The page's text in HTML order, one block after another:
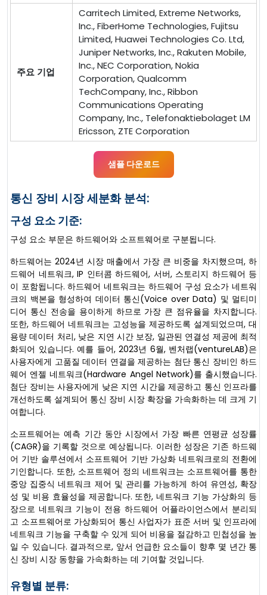
주요 기업
Carritech Limited, Extreme Networks,
Inc., FiberHome Technologies, Fujitsu
Limited, Huawei Technologies Co. Ltd,
Juniper Networks, Inc., Rakuten Mobile,
Inc., NEC Corporation, Nokia
Corporation, Qualcomm
TechCompany, Inc., Ribbon
Communications Operating
Company, Inc., Telefonaktiebolaget LM
Ericsson, ZTE Corporation
샘플 다운로드
통신 장비 시장 세분화 분석:
구성 요소 기준:
구성 요소 부문은 하드웨어와 소프트웨어로 구분됩니다.
하드웨어는 2024년 시장 매출에서 가장 큰 비중을 차지했으며, 하
드웨어 네트워크, IP 인터콤 하드웨어, 서버, 스토리지 하드웨어 등
이 포함됩니다. 하드웨어 네트워크는 하드웨어 구성 요소가 네트워
크의 백본을 형성하여 데이터 통신(Voice over Data) 및 멀티미
디어 통신 전송을 용이하게 하므로 가장 큰 점유율을 차지합니다.
또한, 하드웨어 네트워크는 고성능을 제공하도록 설계되었으며, 대
용량 데이터 처리, 낮은 지연 시간 보장, 일관된 연결성 제공에 최적
화되어 있습니다. 예를 들어, 2023년 6월, 벤처랩(ventureLAB)은
사용자에게 고품질 데이터 연결을 제공하는 첨단 통신 장비인 하드
웨어 엔젤 네트워크(Hardware Angel Network)를 출시했습니다.
첨단 장비는 사용자에게 낮은 지연 시간을 제공하고 통신 인프라를
개선하도록 설계되어 통신 장비 시장 확장을 가속화하는 데 크게 기
여합니다.
소프트웨어는 예측 기간 동안 시장에서 가장 빠른 연평균 성장률
(CAGR)을 기록할 것으로 예상됩니다. 이러한 성장은 기존 하드웨
어 기반 솔루션에서 소프트웨어 기반 가상화 네트워크로의 전환에
기인합니다. 또한, 소프트웨어 정의 네트워크는 소프트웨어를 통한
중앙 집중식 네트워크 제어 및 관리를 가능하게 하여 유연성, 확장
성 및 비용 효율성을 제공합니다. 또한, 네트워크 기능 가상화의 등
장으로 네트워크 기능이 전용 하드웨어 어플라이언스에서 분리되
고 소프트웨어로 가상화되어 통신 사업자가 표준 서버 및 인프라에
네트워크 기능을 구축할 수 있게 되어 비용을 절감하고 민첩성을 높
일 수 있습니다. 결과적으로, 앞서 언급한 요소들이 향후 몇 년간 통
신 장비 시장 동향을 가속화하는 데 기여할 것입니다.
유형별 분류: